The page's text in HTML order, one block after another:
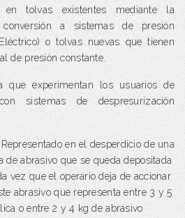
en tolvas existentes mediante la
a sistemas de presión
o tolvas nuevas que tienen
de presión constante.
que experimentan los usuarios de
sistemas de despresurización
en el desperdicio de una
de abrasivo que se queda depositada
vez que el operario deja de accionar
abrasivo que representa entre 3 y 5
o entre 2 y 4 kg de abrasivo